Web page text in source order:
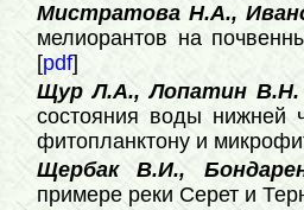
Мистратова Н.А.,
мелиорантов на
[pdf]
Щур Л.А., Лопатин
состояния воды нижней
фитопланктону и
Щербак В.И.,
примере реки Серет и